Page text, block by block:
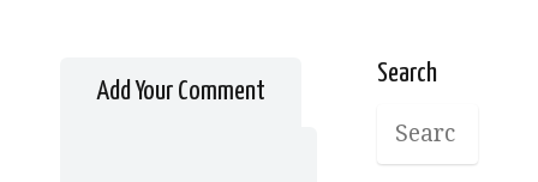
Add Your Comment
Search